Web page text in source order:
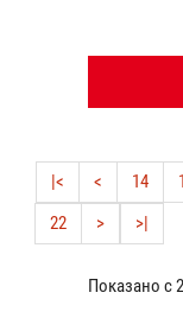
|< < 14
22
> >|
Показано с